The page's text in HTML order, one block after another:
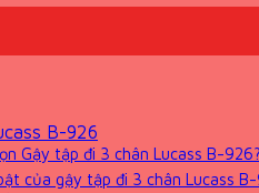
B-926
Gậy tập đi 3 chân Lucass B-926?
của gậy tập đi 3 chân Lucass